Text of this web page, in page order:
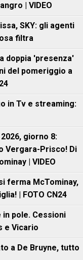
| VIDEO
SKY: gli agenti
filtra
doppia 'presenza'
del pomeriggio a
in Tv e streaming:
giorno 8:
Vergara-Prisco! Di
| VIDEO
ferma McTominay,
| FOTO CN24
in pole. Cessioni
e Vicario
a De Bruyne, tutto